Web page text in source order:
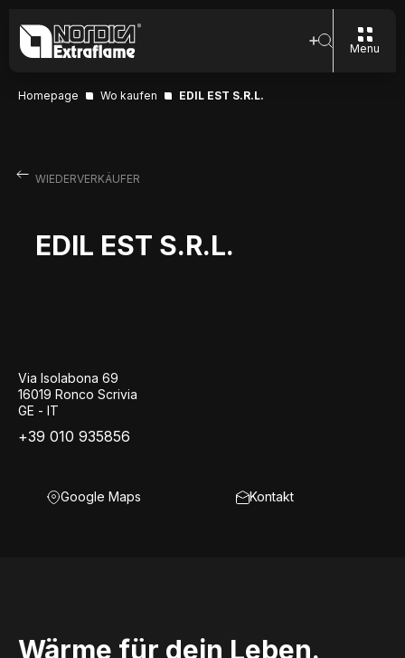
Menu
Homepage Wo kaufen EDIL EST S.R.L.
WIEDERVERKÄUFER
EDIL EST S.R.L.
Via Isolabona 69
16019 Ronco Scrivia
GE - IT
+39 010 935856
Google Maps Kontakt
Wärme für dein Leben.